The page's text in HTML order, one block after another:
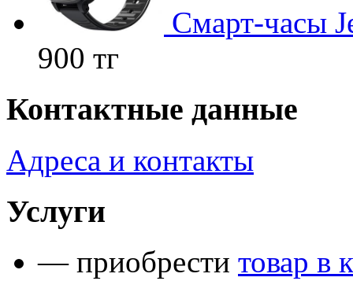
Смарт-часы
900 тг
Контактные данные
Адреса и контакты
Услуги
— приобрести товар в